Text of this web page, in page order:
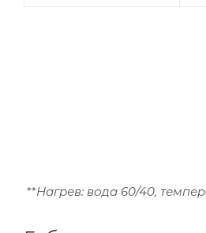
**Нагрев: вода 60/40,